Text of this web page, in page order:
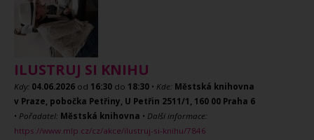
ILUSTRUJ SI KNIHU
Kdy: 04.06.2026 od 16:30 do 18:30 • Kde: Městská knihovna
v Praze, pobočka Petřiny, U Petřin 2511/1, 160 00 Praha 6
• Pořadatel: Městská knihovna • Další informace:
https://www.mlp.cz/cz/akce/ilustruj-si-knihu/7846